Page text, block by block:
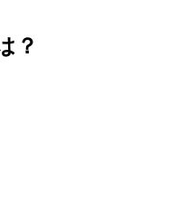
？